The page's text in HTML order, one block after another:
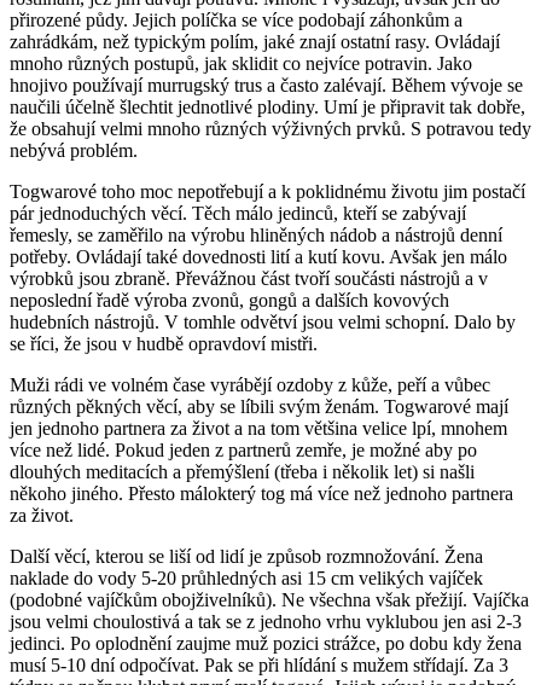
přirozené půdy. Jejich políčka se více podobají záhonkům a
zahrádkám, než typickým polím, jaké znají ostatní rasy. Ovládají
mnoho různých postupů, jak sklidit co nejvíce potravin. Jako
hnojivo používají murrugský trus a často zalévají. Během vývoje se
naučili účelně šlechtit jednotlivé plodiny. Umí je připravit tak dobře,
že obsahují velmi mnoho různých výživných prvků. S potravou tedy
nebývá problém.
Togwarové toho moc nepotřebují a k poklidnému životu jim postačí
pár jednoduchých věcí. Těch málo jedinců, kteří se zabývají
řemesly, se zaměřilo na výrobu hliněných nádob a nástrojů denní
potřeby. Ovládají také dovednosti lití a kutí kovu. Avšak jen málo
výrobků jsou zbraně. Převážnou část tvoří součásti nástrojů a v
neposlední řadě výroba zvonů, gongů a dalších kovových
hudebních nástrojů. V tomhle odvětví jsou velmi schopní. Dalo by
se říci, že jsou v hudbě opravdoví mistři.
Muži rádi ve volném čase vyrábějí ozdoby z kůže, peří a vůbec
různých pěkných věcí, aby se líbili svým ženám. Togwarové mají
jen jednoho partnera za život a na tom většina velice lpí, mnohem
více než lidé. Pokud jeden z partnerů zemře, je možné aby po
dlouhých meditacích a přemýšlení (třeba i několik let) si našli
někoho jiného. Přesto málokterý tog má více než jednoho partnera
za život.
Další věcí, kterou se liší od lidí je způsob rozmnožování. Žena
naklade do vody 5-20 průhledných asi 15 cm velikých vajíček
(podobné vajíčkům obojživelníků). Ne všechna však přežijí. Vajíčka
jsou velmi choulostivá a tak se z jednoho vrhu vyklubou jen asi 2-3
jedinci. Po oplodnění zaujme muž pozici strážce, po dobu kdy žena
musí 5-10 dní odpočívat. Pak se při hlídání s mužem střídají. Za 3